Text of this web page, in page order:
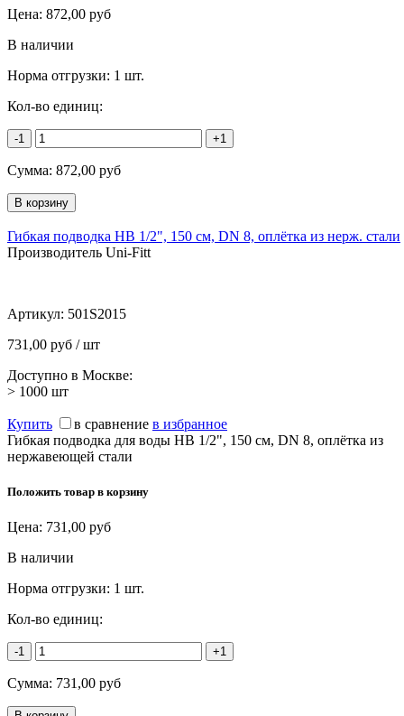
Цена: 872,00 руб
В наличии
Норма отгрузки: 1 шт.
Кол-во единиц:
-1 +1
Сумма: 872,00 руб
Гибкая подводка НВ 1/2", 150 см, DN 8, оплётка из нерж. стали
Производитель Uni-Fitt
Артикул: 501S2015
731,00 руб / шт
Доступно в Москве:
> 1000 шт
Купить в сравнение в избранное
Гибкая подводка для воды НВ 1/2", 150 см, DN 8, оплётка из
нержавеющей стали
Положить товар в корзину
Цена: 731,00 руб
В наличии
Норма отгрузки: 1 шт.
Кол-во единиц:
-1 +1
Сумма: 731,00 руб